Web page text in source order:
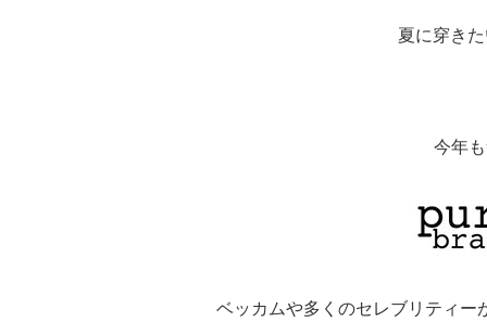
夏に穿き
今年
ベッカムや多くのセレブリティー